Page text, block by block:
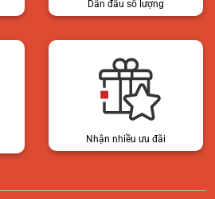
Dẫn đầu số lượng
Nhận nhiều ưu đãi